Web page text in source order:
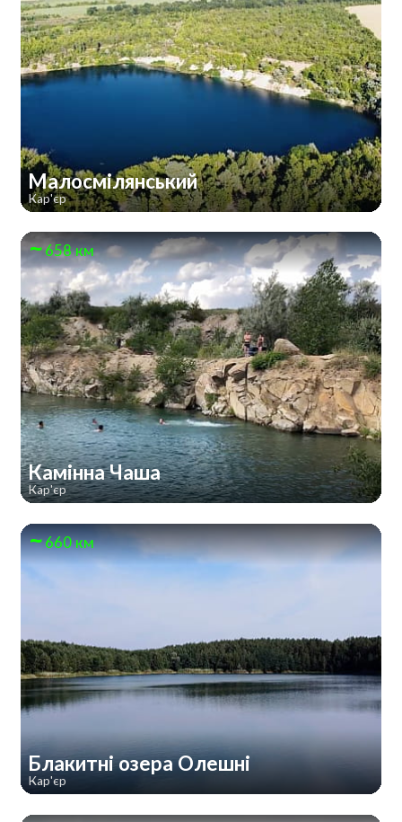
Малосмілянський
Кар'єр
658 км
Камінна Чаша
Кар'єр
660 км
Блакитні озера Олешні
Кар'єр